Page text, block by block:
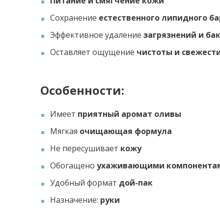
Сохранение естественного липидного
Эффективное удаление загрязнений и
Оставляет ощущение чистоты и
Особенности:
Имеет приятный аромат оливы
Мягкая очищающая формула
Не пересушивает кожу
Обогащено ухаживающими
Удобный формат дой-пак
Назначение: руки